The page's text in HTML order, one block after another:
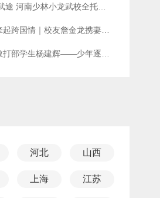
河北 山西
上海 江苏